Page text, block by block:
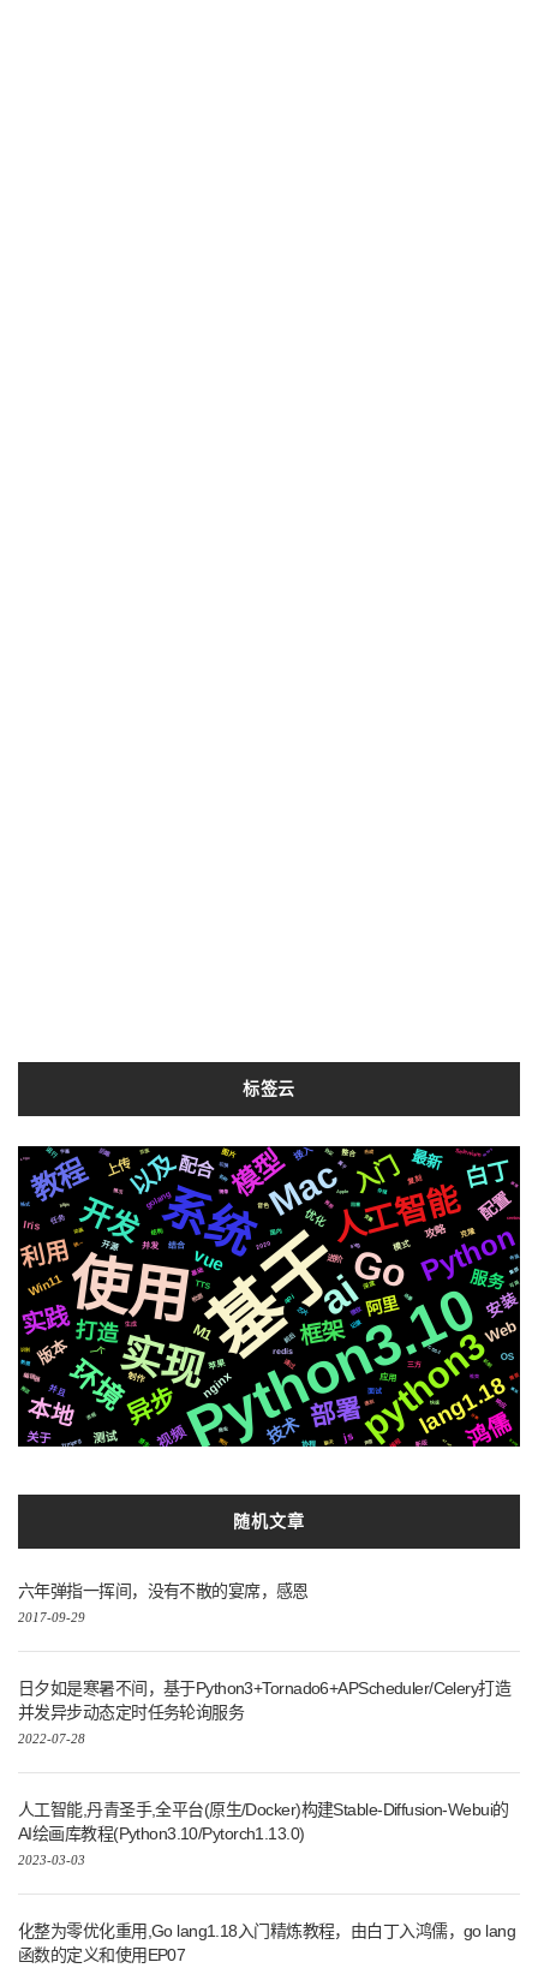
标签云
基于
使用Python3.10
系统
ai
实现
Go
python3
Mac人工智能
开发 Python
环境
教程 模型
部署
异步
入门
以及
利用
实践 框架
lang1.18
本地
白丁
鸿儒
打造
配合
vue
技术
阿里
配置
服务
最新
版本
Web
安装
视频
M1
上传
nginx
测试
关于
Win11
攻略
优化
js
Iris
OS
接入
golang
TTS
进阶
redis
结合
苹果
并发 模式
开源
制作
一个
并且
应用
面试
api
三方
图片 整合
复刻
克隆
任务
协程
原生
芯片
前后
检测
编辑器
基础
2020
微软
国内
后端
深度
记录
编程
Selenium
通过
新版
svg
生成
结构
运行
音色
响应
ffmpeg
变量
推荐
场景
阻塞
镜像 Apple
各种
存储
遇到
统一
CSS3
切换
动画
爬虫
属于
情况
协议
聊天
合成
页面
https
简历
快速
布局
识别
集群
流程
可用
声音
机制
社交
数据
centos
推送
需要
格式
字幕
原理
模拟
Logo
谷歌
Azure
Ruby3
EP02
随机文章
六年弹指一挥间，没有不散的宴席，感恩
2017-09-29
日夕如是寒暑不间，基于Python3+Tornado6+APScheduler/Celery打造
并发异步动态定时任务轮询服务
2022-07-28
人工智能,丹青圣手,全平台(原生/Docker)构建Stable-Diffusion-Webui的
AI绘画库教程(Python3.10/Pytorch1.13.0)
2023-03-03
化整为零优化重用,Go lang1.18入门精炼教程，由白丁入鸿儒，go lang
函数的定义和使用EP07